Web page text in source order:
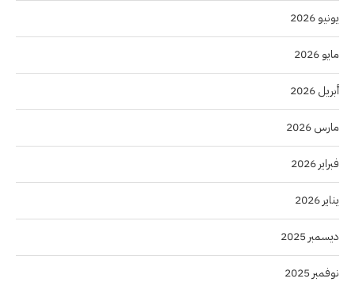
يونيو 2026
مايو 2026
أبريل 2026
مارس 2026
فبراير 2026
يناير 2026
ديسمبر 2025
نوفمبر 2025